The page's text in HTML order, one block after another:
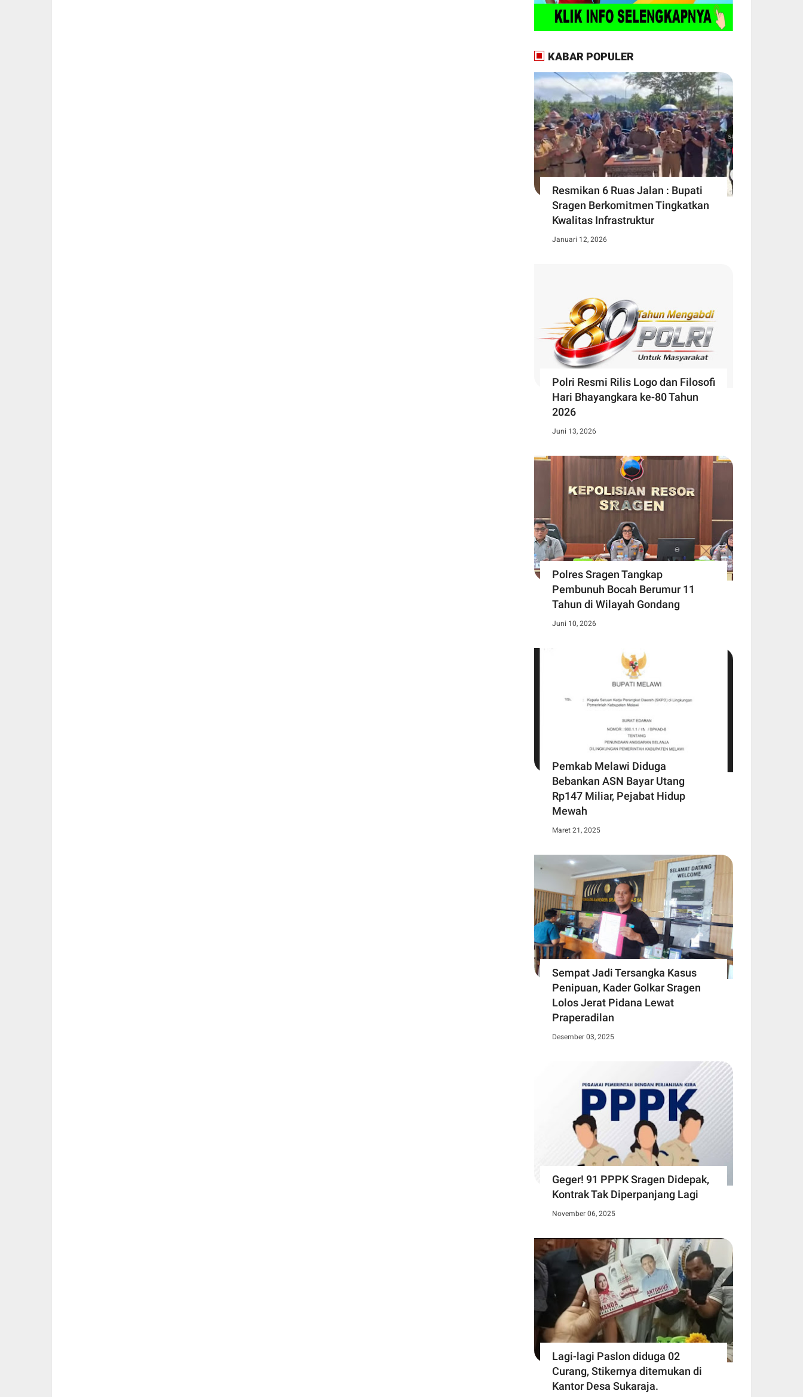
KABAR POPULER
Resmikan 6 Ruas Jalan : Bupati
Sragen Berkomitmen Tingkatkan
Kwalitas Infrastruktur
Januari 12, 2026
Polri Resmi Rilis Logo dan Filosofi
Hari Bhayangkara ke-80 Tahun
2026
Juni 13, 2026
Polres Sragen Tangkap
Pembunuh Bocah Berumur 11
Tahun di Wilayah Gondang
Juni 10, 2026
Pemkab Melawi Diduga
Bebankan ASN Bayar Utang
Rp147 Miliar, Pejabat Hidup
Mewah
Maret 21, 2025
Sempat Jadi Tersangka Kasus
Penipuan, Kader Golkar Sragen
Lolos Jerat Pidana Lewat
Praperadilan
Desember 03, 2025
Geger! 91 PPPK Sragen Didepak,
Kontrak Tak Diperpanjang Lagi
November 06, 2025
Lagi-lagi Paslon diduga 02
Curang, Stikernya ditemukan di
Kantor Desa Sukaraja.